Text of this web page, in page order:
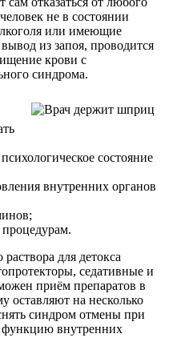
не в состоянии
или имеющие
из запоя, проводится
крови с
синдрома.
состояние
внутренних органов
для детокса
седативные и
приём препаратов в
оставляют на несколько
синдром отмены при
функцию внутренних